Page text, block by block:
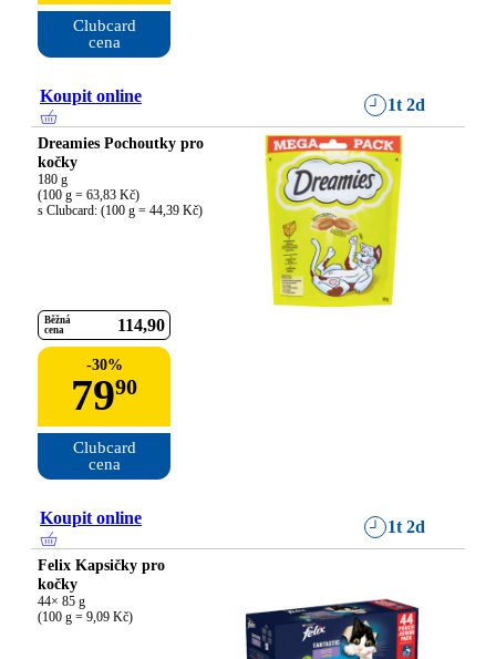
Clubcard
cena
Koupit online 1t 2d
Dreamies Pochoutky pro
kočky
180 g
(100 g = 63,83 Kč)
s Clubcard: (100 g = 44,39 Kč)
Běžná
cena
114 90
-30%
7990
Clubcard
cena
Koupit online 1t 2d
Felix Kapsičky pro
kočky
44× 85 g
(100 g = 9,09 Kč)